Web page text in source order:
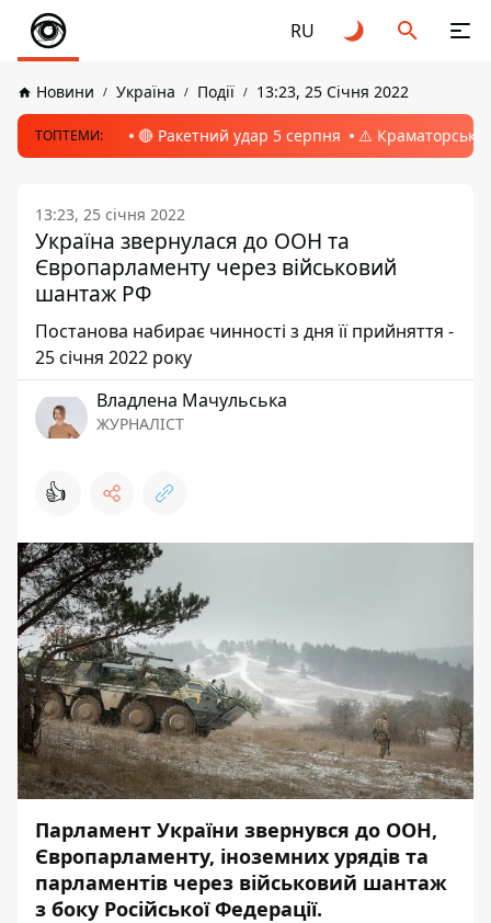
RU
Новини Україна Події 13:23, 25 Січня 2022
ТОПТЕМИ: 🔴 Ракетний удар 5 серпня ⚠️ Краматорськ,
13:23, 25 січня 2022
Україна звернулася до ООН та
Європарламенту через військовий
шантаж РФ
Постанова набирає чинності з дня її прийняття -
25 січня 2022 року
Владлена Мачульська
ЖУРНАЛІСТ
👍
Парламент України звернувся до ООН,
Європарламенту, іноземних урядів та
парламентів через військовий шантаж
з боку Російської Федерації.